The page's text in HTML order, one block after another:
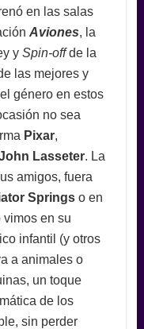
en las salas
Aviones, la
ySpin-offde la
las mejores y
género en estos
no sea
Pixar,
Lasseter. La
amigos, fuera
Springso en
vimos en su
infantil (y otros
a animales o
un toque
de los
sin perder